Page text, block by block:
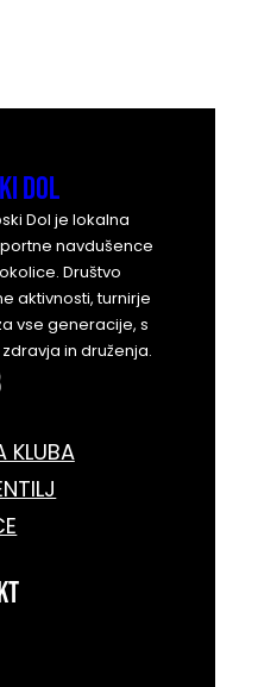
Dol
Dol je lokalna
navdušence
Društvo
aktivnosti, turnirje
vse generacije, s
in druženja.
KLUBA